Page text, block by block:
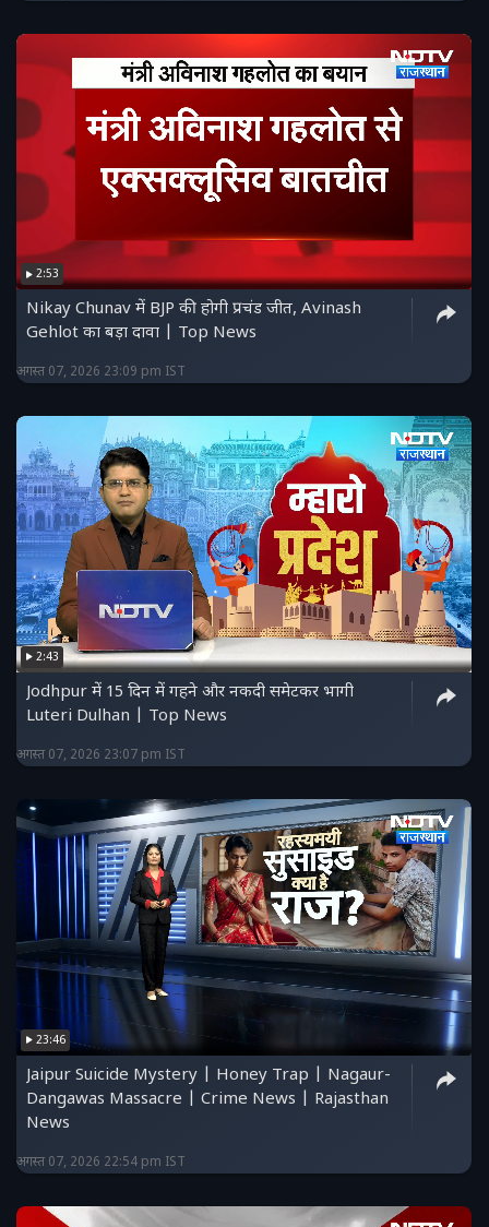
2:53
Nikay Chunav में BJP की होगी प्रचंड जीत, Avinash
Gehlot का बड़ा दावा | Top News
अगस्त 07, 2026 23:09 pm IST
2:43
Jodhpur में 15 दिन में गहने और नकदी समेटकर भागी
Luteri Dulhan | Top News
अगस्त 07, 2026 23:07 pm IST
23:46
Jaipur Suicide Mystery | Honey Trap | Nagaur-
Dangawas Massacre | Crime News | Rajasthan
News
अगस्त 07, 2026 22:54 pm IST